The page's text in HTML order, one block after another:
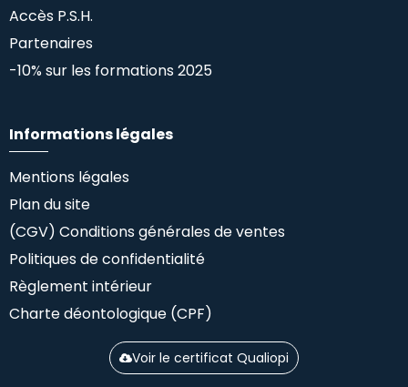
Accès P.S.H.
Partenaires
-10% sur les formations 2025
Informations légales
Mentions légales
Plan du site
(CGV) Conditions générales de ventes
Politiques de confidentialité
Règlement intérieur
Charte déontologique (CPF)
Voir le certificat Qualiopi